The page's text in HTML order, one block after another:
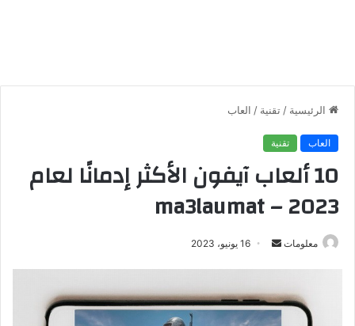
الرئيسية / تقنية / العاب
العاب تقنية
10 ألعاب آيفون الأكثر إدمانًا لعام
2023 – ma3laumat
معلومات
ل
ب
16 يونيو، 2023